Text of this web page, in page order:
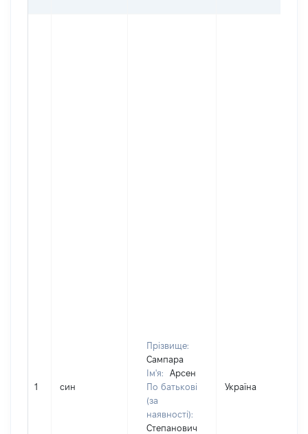
1 син
Прізвище:
Сампара
Ім'я:
Арсен
По батькові
(за
наявності):
Степанович
Україна